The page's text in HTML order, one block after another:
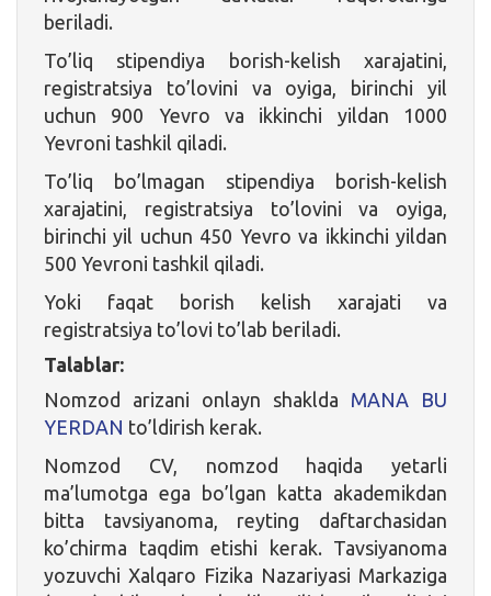
beriladi.
To’liq stipendiya borish-kelish xarajatini,
registratsiya to’lovini va oyiga, birinchi yil
uchun 900 Yevro va ikkinchi yildan 1000
Yevroni tashkil qiladi.
To’liq bo’lmagan stipendiya borish-kelish
xarajatini, registratsiya to’lovini va oyiga,
birinchi yil uchun 450 Yevro va ikkinchi yildan
500 Yevroni tashkil qiladi.
Yoki faqat borish kelish xarajati va
registratsiya to’lovi to’lab beriladi.
Talablar:
Nomzod arizani onlayn shaklda MANA BU
YERDAN to’ldirish kerak.
Nomzod CV, nomzod haqida yetarli
ma’lumotga ega bo’lgan katta akademikdan
bitta tavsiyanoma, reyting daftarchasidan
ko’chirma taqdim etishi kerak. Tavsiyanoma
yozuvchi Xalqaro Fizika Nazariyasi Markaziga